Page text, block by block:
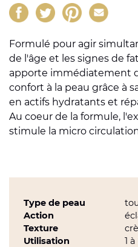
Formulé pour agir
de l'âge et les signes de
apporte immédiatement
confort à la peau grâce à
en actifs hydratants et
Au coeur de la formule,
stimule la micro
Type de peau
Action
Texture
Utilisation
1